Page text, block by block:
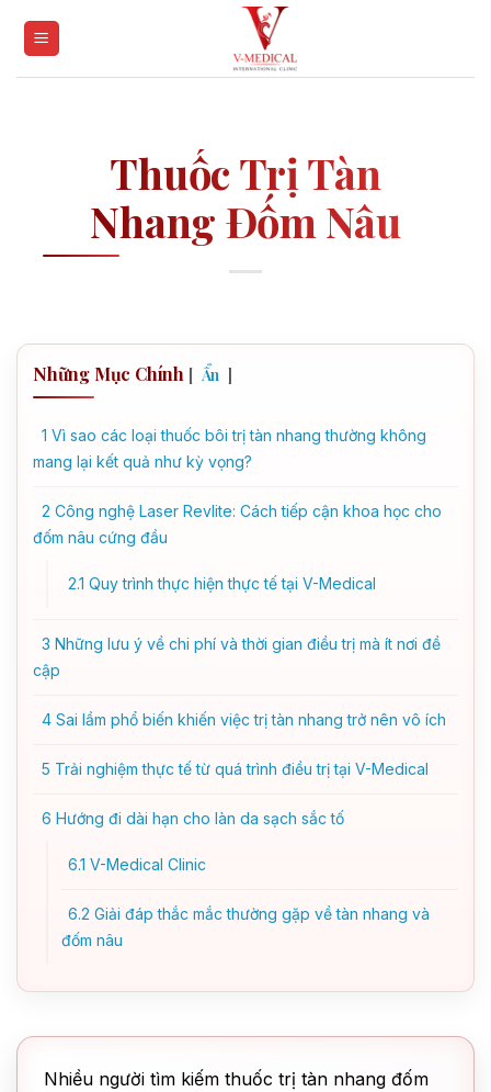
Thuốc Trị Tàn
Nhang Đốm Nâu
Những Mục Chính [ Ẩn ]
1 Vì sao các loại thuốc bôi trị tàn nhang thường không
mang lại kết quả như kỳ vọng?
2 Công nghệ Laser Revlite: Cách tiếp cận khoa học cho
đốm nâu cứng đầu
2.1 Quy trình thực hiện thực tế tại V-Medical
3 Những lưu ý về chi phí và thời gian điều trị mà ít nơi đề
cập
4 Sai lầm phổ biến khiến việc trị tàn nhang trở nên vô ích
5 Trải nghiệm thực tế từ quá trình điều trị tại V-Medical
6 Hướng đi dài hạn cho làn da sạch sắc tố
6.1 V-Medical Clinic
6.2 Giải đáp thắc mắc thường gặp về tàn nhang và
đốm nâu
Nhiều người tìm kiếm thuốc trị tàn nhang đốm